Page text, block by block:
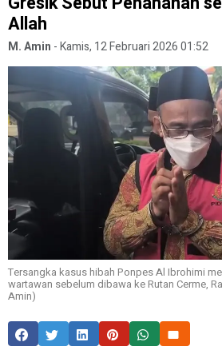
Allah
M. Amin -Kamis, 12 Februari 2026 01:52
Tersangka kasus hibah Ponpes Al Ibrohimi
wartawan sebelum dibawa ke Rutan Cerme,
Amin)